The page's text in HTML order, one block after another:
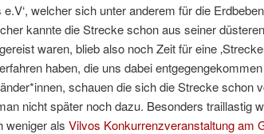
e.V‘, welcher sich unter anderem für die
kannte die Strecke schon aus seiner
waren, blieb also noch Zeit für eine
haben, die uns dabei
schauen die sich die Strecke schon
nicht später noch dazu. Besonders traillastig
weniger als Vilvos Konkurrenzveranstaltung am